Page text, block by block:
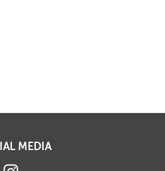
MEDIA